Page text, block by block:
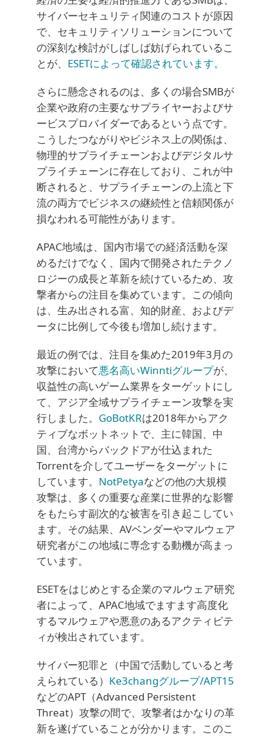
サイバーセキュリティ関連のコストが原因
で、セキュリティソリューションについて
の深刻な検討がしばしば妨げられているこ
とが、 ESETによって確認されています。
さらに懸念されるのは、多くの場合SMBが
企業や政府の主要なサプライヤーおよびサ
ービスプロバイダーであるという点です。
こうしたつながりやビジネス上の関係は、
物理的サプライチェーンおよびデジタルサ
プライチェーンに存在しており、これが中
断されると、サプライチェーンの上流と下
流の両方でビジネスの継続性と信頼関係が
損なわれる可能性があります。
APAC地域は、国内市場での経済活動を深
めるだけでなく、国内で開発されたテクノ
ロジーの成長と革新を続けているため、攻
撃者からの注目を集めています。この傾向
は、生み出される富、知的財産、およびデ
ータに比例して今後も増加し続けます。
最近の例では、注目を集めた2019年3月の
攻撃において悪名高いWinntiグループが、
収益性の高いゲーム業界をターゲットにし
て、アジア全域サプライチェーン攻撃を実
行しました。 GoBotKRは2018年からアク
ティブなボットネットで、主に韓国、中
国、台湾からバックドアが仕込まれた
Torrentを介してユーザーをターゲットに
しています。 NotPetyaなどの他の大規模
攻撃は、多くの重要な産業に世界的な影響
をもたらす副次的な被害を引き起こしてい
ます。その結果、AVベンダーやマルウェア
研究者がこの地域に専念する動機が高まっ
ています。
ESETをはじめとする企業のマルウェア研究
者によって、APAC地域でますます高度化
するマルウェアや悪意のあるアクティビテ
ィが検出されています。
サイバー犯罪と（中国で活動していると考
えられている） Ke3changグループ/APT15
などのAPT（Advanced Persistent
Threat）攻撃の間で、攻撃者はかなりの革
新を遂げていることが分かります。このこ